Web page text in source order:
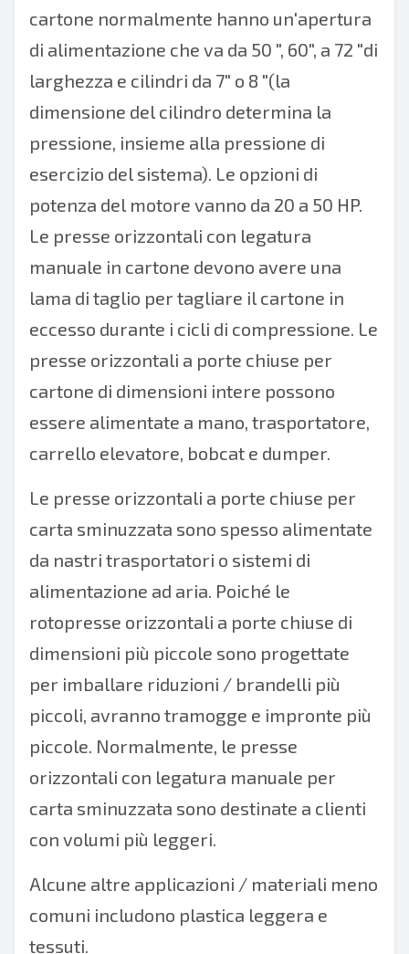
cartone normalmente hanno un'apertura
di alimentazione che va da 50 ", 60", a 72 "di
larghezza e cilindri da 7" o 8 "(la
dimensione del cilindro determina la
pressione, insieme alla pressione di
esercizio del sistema). Le opzioni di
potenza del motore vanno da 20 a 50 HP.
Le presse orizzontali con legatura
manuale in cartone devono avere una
lama di taglio per tagliare il cartone in
eccesso durante i cicli di compressione. Le
presse orizzontali a porte chiuse per
cartone di dimensioni intere possono
essere alimentate a mano, trasportatore,
carrello elevatore, bobcat e dumper.
Le presse orizzontali a porte chiuse per
carta sminuzzata sono spesso alimentate
da nastri trasportatori o sistemi di
alimentazione ad aria. Poiché le
rotopresse orizzontali a porte chiuse di
dimensioni più piccole sono progettate
per imballare riduzioni / brandelli più
piccoli, avranno tramogge e impronte più
piccole. Normalmente, le presse
orizzontali con legatura manuale per
carta sminuzzata sono destinate a clienti
con volumi più leggeri.
Alcune altre applicazioni / materiali meno
comuni includono plastica leggera e
tessuti.